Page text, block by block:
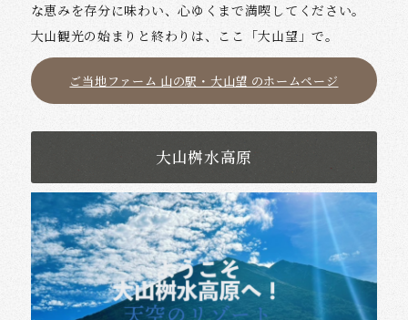
な恵みを存分に味わい、心ゆくまで満喫してください。
大山観光の始まりと終わりは、ここ「大山望」で。
ご当地ファーム 山の駅・大山望 のホームページ
大山桝水高原